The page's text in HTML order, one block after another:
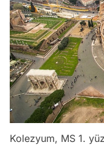
Kolezyum, MS 1.